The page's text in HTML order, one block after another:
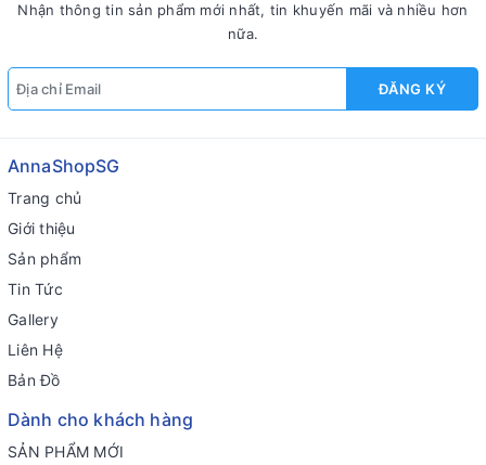
Nhận thông tin sản phẩm mới nhất, tin khuyến mãi và nhiều hơn
nữa.
ĐĂNG KÝ
AnnaShopSG
Trang chủ
Giới thiệu
Sản phẩm
Tin Tức
Gallery
Liên Hệ
Bản Đồ
Dành cho khách hàng
SẢN PHẨM MỚI